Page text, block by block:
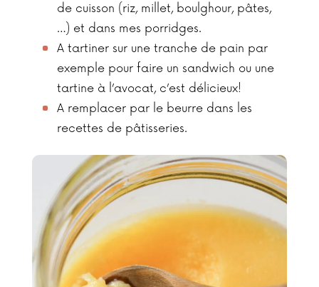
de cuisson (riz, millet, boulghour, pâtes,
…) et dans mes porridges.
A tartiner sur une tranche de pain par
exemple pour faire un sandwich ou une
tartine à l’avocat, c’est délicieux!
A remplacer par le beurre dans les
recettes de pâtisseries.